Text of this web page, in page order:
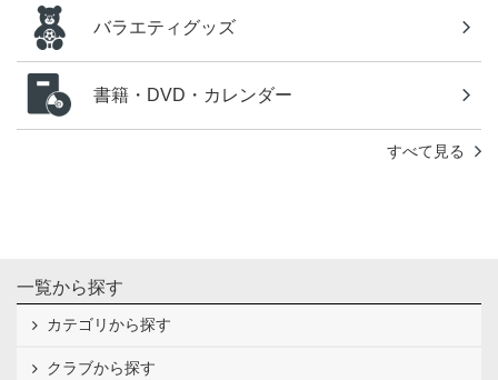
バラエティグッズ
書籍・DVD・カレンダー
すべて見る
一覧から探す
カテゴリから探す
クラブから探す